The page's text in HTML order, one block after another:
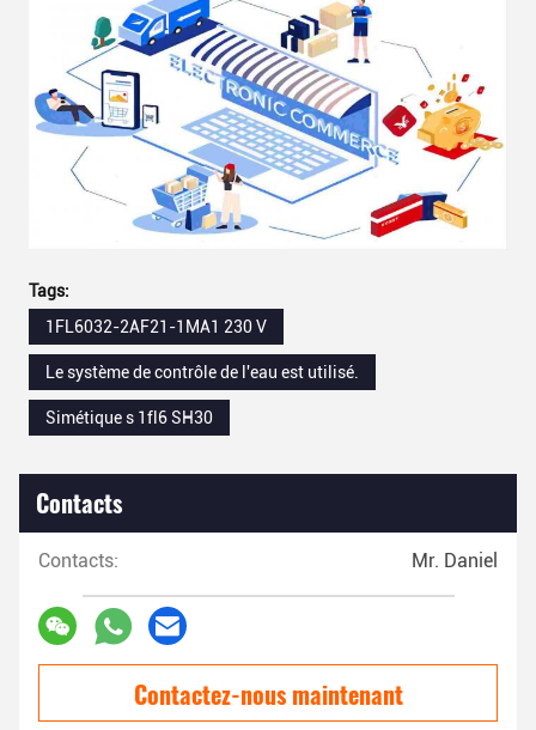
Tags:
1FL6032-2AF21-1MA1 230 V
Le système de contrôle de l'eau est utilisé.
Simétique s 1fl6 SH30
Contacts
Contacts: Mr. Daniel
Contactez-nous maintenant